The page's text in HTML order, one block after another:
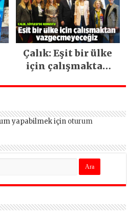
devam ediyor
Çalık: Eşit bir ülke
için çalışmaktan
yapabilmek için oturum